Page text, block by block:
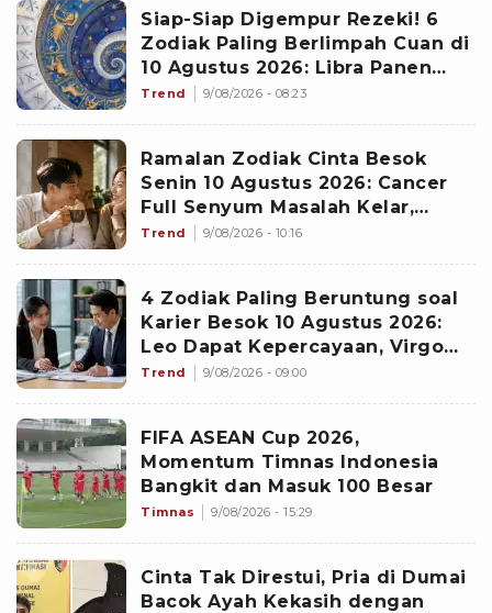
Siap-Siap Digempur Rezeki! 6
Zodiak Paling Berlimpah Cuan di
10 Agustus 2026: Libra Panen
Proyek Emas
Trend 9/08/2026 - 08:23
Ramalan Zodiak Cinta Besok
Senin 10 Agustus 2026: Cancer
Full Senyum Masalah Kelar,
Scorpio Awas Terprovokasi
Trend 9/08/2026 - 10:16
4 Zodiak Paling Beruntung soal
Karier Besok 10 Agustus 2026:
Leo Dapat Kepercayaan, Virgo
Makin Diperhitungkan
Trend 9/08/2026 - 09:00
FIFA ASEAN Cup 2026,
Momentum Timnas Indonesia
Bangkit dan Masuk 100 Besar
Timnas 9/08/2026 - 15:29
Cinta Tak Direstui, Pria di Dumai
Bacok Ayah Kekasih dengan